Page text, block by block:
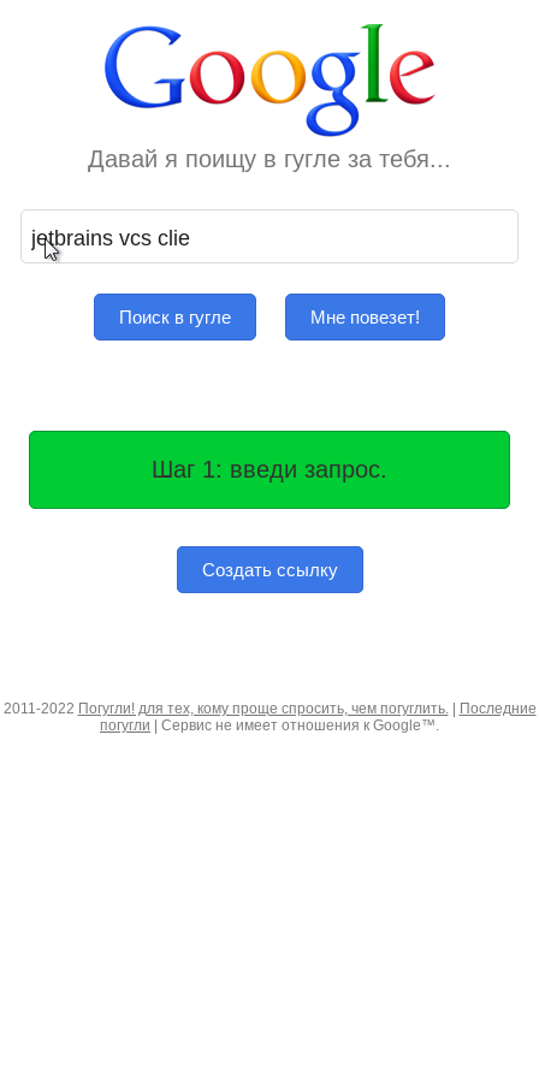
Давай я поищу в гугле за тебя...
Поиск в гугле Мне повезет!
Шаг 1: введи запрос.
Создать ссылку
2011-2022 Погугли! для тех, кому проще спросить, чем погуглить.|
Последние
погугли | Сервис не имеет отношения к Google™.